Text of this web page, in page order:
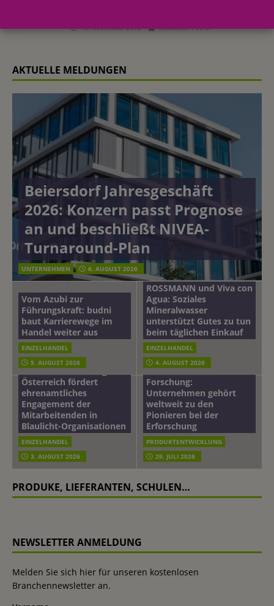
10. November 2015 Redaktion FWHK
AKTUELLE MELDUNGEN
Beiersdorf Jahresgeschäft
2026: Konzern passt Prognose
an und beschließt NIVEA-
Turnaround-Plan
UNTERNEHMEN 6. AUGUST 2026
Vom Azubi zur
Führungskraft: budni
baut Karrierewege im
Handel weiter aus
EINZELHANDEL
5. AUGUST 2026
ROSSMANN und Viva con
Agua: Soziales
Mineralwasser
unterstützt Gutes zu tun
beim täglichen Einkauf
EINZELHANDEL
4. AUGUST 2026
mehr vom leben tag: dm
Österreich fördert
ehrenamtliches
Engagement der
Mitarbeitenden in
Blaulicht-Organisationen
EINZELHANDEL
3. AUGUST 2026
Beiersdorf
Hautmikrobiom-
Forschung:
Unternehmen gehört
weltweit zu den
Pionieren bei der
Erforschung
PRODUKTENTWICKLUNG
29. JULI 2026
PRODUKE, LIEFERANTEN, SCHULEN…
NEWSLETTER ANMELDUNG
Melden Sie sich hier für unseren kostenlosen
Branchennewsletter an.